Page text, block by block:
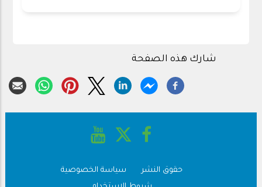
شارك هذه الصفحة
حقوق النشر
سياسة الخصوصية